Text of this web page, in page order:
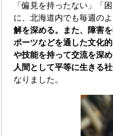
「偏見を持ったない」「
に、北海道内でも毎週の
解を深める。また、障害
ポーツなどを通した文化
や技能を持って交流を深め
人間として平等に生きる
なりました。